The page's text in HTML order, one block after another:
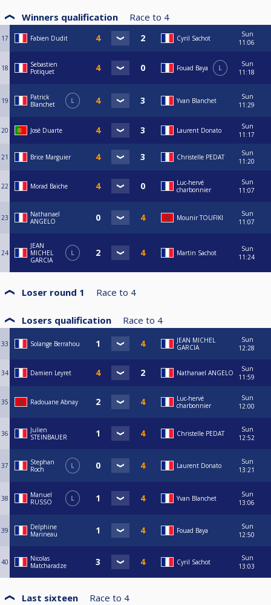
Winners qualification Race to 4
17 Fabien Dudit Cyril Sachot
Sun
11:06
18
Sebastien
Potiquet
Fouad Baya L
Sun
11:18
19
Patrick
Blanchet
L Yvan Blanchet
Sun
11:29
20 José Duarte Laurent Donato
Sun
11:17
21 Brice Marguier Christelle PEDAT
Sun
11:20
22 Morad Baïche
Luc-hervé
charbonnier
Sun
11:07
23
Nathanael
ANGELO
Mounir TOUFIKI
Sun
11:07
24
JEAN
MICHEL
GARCIA
L Martin Sachot
Sun
11:24
Loser round 1 Race to 4
Losers qualification Race to 4
33 Solange Berrahou
JEAN MICHEL
GARCIA
Sun
12:28
34 Damien Leyret Nathanael ANGELO
Sun
11:59
35 Radouane Abnay
Luc-hervé
charbonnier
Sun
12:00
36
Julien
STEINBAUER
Christelle PEDAT
Sun
12:52
37
Stephan
Roch
L Laurent Donato
Sun
13:21
38
Manuel
RUSSO
L Yvan Blanchet
Sun
13:06
39
Delphine
Marineau
Fouad Baya
Sun
12:50
40
Nicolas
Matcharadze
Cyril Sachot
Sun
13:03
Last sixteen Race to 4